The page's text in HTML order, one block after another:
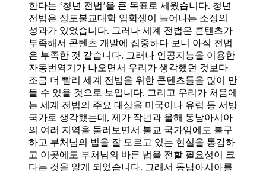
한다는 ‘청년 전법’을 큰 목표로 세웠습니다. 청년
전법은 정토불교대학 입학생이 늘어나는 소정의
성과가 있었습니다. 그러나 세계 전법은 콘텐츠가
부족해서 콘텐츠 개발에 집중하다 보니 아직 전법
은 부족한 것 같습니다. 그러나 인공지능을 이용한
자동번역기가 나오면서 우리가 생각했던 것보다
조금 더 빨리 세계 전법을 위한 콘텐츠들을 많이 만
들 수 있을 것으로 보입니다. 그리고 우리가 처음에
는 세계 전법의 주요 대상을 미국이나 유럽 등 서방
국가로 생각했는데, 제가 작년과 올해 동남아시아
의 여러 지역을 둘러보면서 불교 국가임에도 불구
하고 부처님의 법을 잘 모르고 있는 현실을 통감하
고 이곳에도 부처님의 바른 법을 전할 필요성이 크
다는 것을 알게 되었습니다. 그래서 동남아시아를